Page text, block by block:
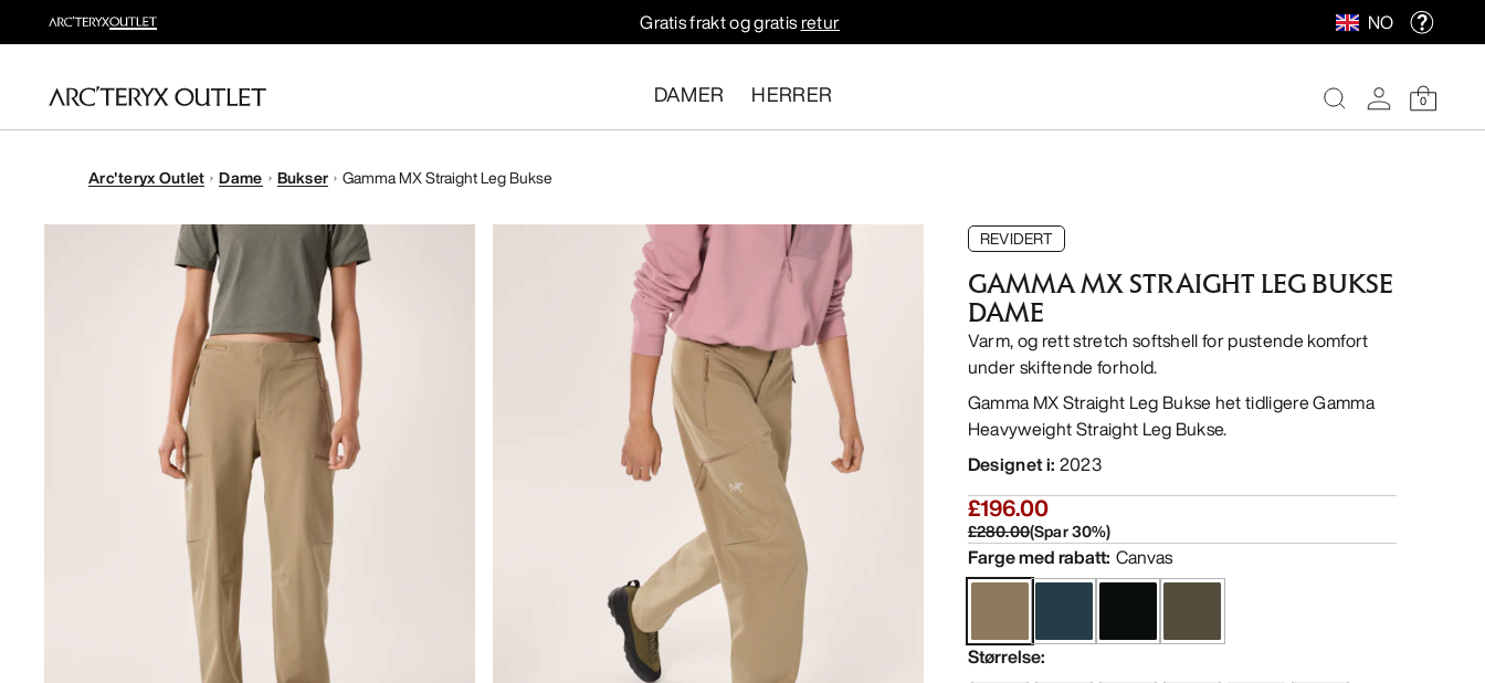
Gratis frakt og gratisretur NO
DAMER HERRER 0
Arc'teryx Outlet Dame Bukser Gamma MX Straight Leg Bukse
REVIDERT
GAMMA MX STRAIGHT LEG BUKSE
DAME
Varm, og rett stretch softshell for pustende komfort
under skiftende forhold.
Gamma MX Straight Leg Bukse het tidligere Gamma
Heavyweight Straight Leg Bukse.
Designet i: 2023
£196.00
£280.00(Spar30%)
Farge med rabatt: Canvas
Størrelse: